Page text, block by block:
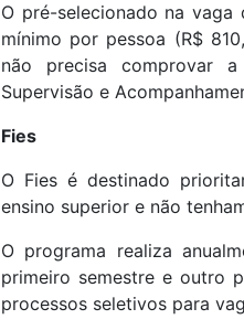
O pré-selecionado na
mínimo por pessoa (R$
não precisa comprovar
Supervisão e
Fies
O Fies é destinado
ensino superior e não
O programa realiza
primeiro semestre e outro
processos seletivos para